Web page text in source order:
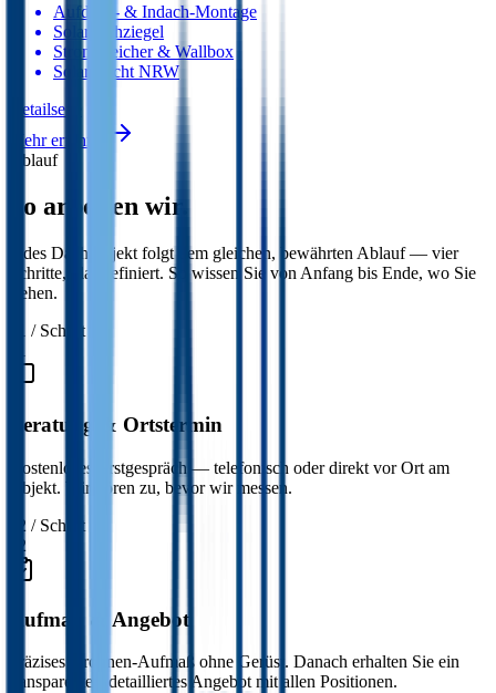
Aufdach- & Indach-Montage
Solardachziegel
Stromspeicher & Wallbox
Solarpflicht NRW
Detail­seite
Mehr erfahren
Ablauf
So arbeiten wir
Jedes Dachprojekt folgt dem gleichen, bewährten Ablauf — vier
Schritte, klar definiert. So wissen Sie von Anfang bis Ende, wo Sie
stehen.
/ Schritt
Beratung & Ortstermin
Kostenloses Erstgespräch — telefonisch oder direkt vor Ort am
Objekt. Wir hören zu, bevor wir messen.
02 / Schritt
02
Aufmaß & Angebot
Präzises Drohnen-Aufmaß ohne Gerüst. Danach erhalten Sie ein
transparentes, detailliertes Angebot mit allen Positionen.